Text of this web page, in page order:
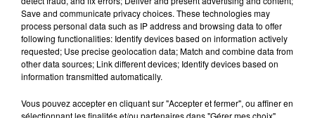
Save and communicate privacy choices. These technologies may
process personal data such as IP address and browsing data to offer
following functionalities: Identify devices based on information actively
requested; Use precise geolocation data; Match and combine data from
other data sources; Link different devices; Identify devices based on
information transmitted automatically.
Vous pouvez accepter en cliquant sur "Accepter et fermer", ou affiner en
sélectionnant les finalités et/ou partenaires dans "Gérer mes choix".